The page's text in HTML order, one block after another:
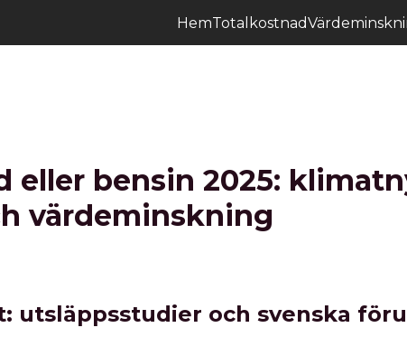
HemTotalkostnad
eller bensin 2025:
värdeminskning
utsläppsstudier och svenska